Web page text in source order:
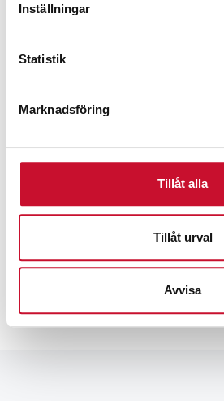
Inställningar
Statistik
Marknadsföring
Tillåt alla
Tillåt urval
Avvisa
specialerbjudanden, rabatter och nyheter.